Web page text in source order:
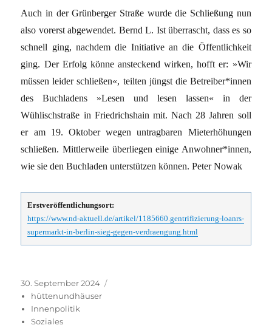
Auch in der Grünberger Straße wurde die Schließung nun
also vorerst abgewendet. Bernd L. Ist überrascht, dass es so
schnell ging, nachdem die Initiative an die Öffentlichkeit
ging. Der Erfolg könne ansteckend wirken, hofft er: »Wir
müssen leider schließen«, teilten jüngst die Betreiber*innen
des Buchladens »Lesen und lesen lassen« in der
Wühlischstraße in Friedrichshain mit. Nach 28 Jahren soll
er am 19. Oktober wegen untragbaren Mieterhöhungen
schließen. Mittlerweile überliegen einige Anwohner*innen,
wie sie den Buchladen unterstützen können. Peter Nowak
Erstveröffentlichungsort:
https://www.nd-aktuell.de/artikel/1185660.gentrifizierung-loanrs-
supermarkt-in-berlin-sieg-gegen-verdraengung.html
Veröffentlicht
am
30. September 2024
hüttenundhäuser
Innenpolitik
Soziales